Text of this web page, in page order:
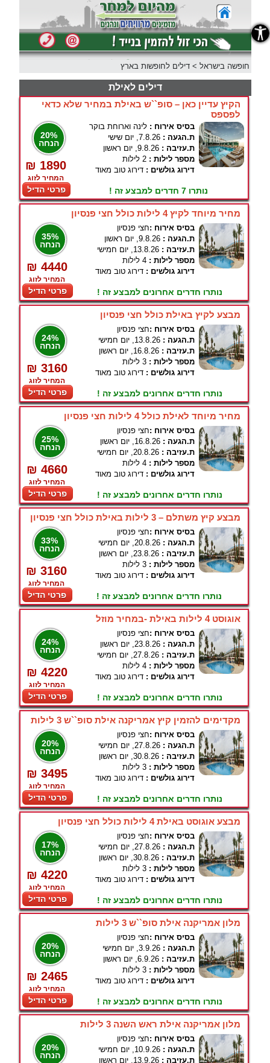
חופשה בישראל > דילים לחופשות בארץ
דילים לאילת
הקיץ עדיין כאן – סופ``ש באילת במחיר שלא כדאי
לפספס
20%
הנחה
₪ 1890
המחיר לזוג
פרטי הדיל
בסיס אירוח : לינה וארוחת בוקר
ת.הגעה : 7.8.26, יום שישי
ת.עזיבה : 9.8.26, יום ראשון
מספר לילות : 2 לילות
דירוג גולשים : דירוג טוב מאוד
נותרו 7 חדרים למבצע זה !
מחיר מיוחד לקיץ 4 לילות כולל חצי פנסיון
35%
הנחה
₪ 4440
המחיר לזוג
פרטי הדיל
בסיס אירוח :חצי פנסיון
ת.הגעה : 9.8.26, יום ראשון
ת.עזיבה : 13.8.26, יום חמישי
מספר לילות : 4 לילות
דירוג גולשים : דירוג טוב מאוד
נותרו חדרים אחרונים למבצע זה !
מבצע לקיץ באילת כולל חצי פנסיון
24%
הנחה
₪ 3160
המחיר לזוג
פרטי הדיל
בסיס אירוח :חצי פנסיון
ת.הגעה : 13.8.26, יום חמישי
ת.עזיבה : 16.8.26, יום ראשון
מספר לילות : 3 לילות
דירוג גולשים : דירוג טוב מאוד
נותרו חדרים אחרונים למבצע זה !
מחיר מיוחד לאילת כולל 4 לילות חצי פנסיון
25%
הנחה
₪ 4660
המחיר לזוג
פרטי הדיל
בסיס אירוח :חצי פנסיון
ת.הגעה : 16.8.26, יום ראשון
ת.עזיבה : 20.8.26, יום חמישי
מספר לילות : 4 לילות
דירוג גולשים : דירוג טוב מאוד
נותרו חדרים אחרונים למבצע זה !
מבצע קיץ משתלם – 3 לילות באילת כולל חצי פנסיון
33%
הנחה
₪ 3160
המחיר לזוג
פרטי הדיל
בסיס אירוח :חצי פנסיון
ת.הגעה : 20.8.26, יום חמישי
ת.עזיבה : 23.8.26, יום ראשון
מספר לילות : 3 לילות
דירוג גולשים : דירוג טוב מאוד
נותרו חדרים אחרונים למבצע זה !
אוגוסט 4 לילות באילת -במחיר מוזל
24%
הנחה
₪ 4220
המחיר לזוג
פרטי הדיל
בסיס אירוח :חצי פנסיון
ת.הגעה : 23.8.26, יום ראשון
ת.עזיבה : 27.8.26, יום חמישי
מספר לילות : 4 לילות
דירוג גולשים : דירוג טוב מאוד
נותרו חדרים אחרונים למבצע זה !
מקדימים להזמין קיץ אמריקנה אילת סופ``ש 3 לילות
20%
הנחה
₪ 3495
המחיר לזוג
פרטי הדיל
בסיס אירוח :חצי פנסיון
ת.הגעה : 27.8.26, יום חמישי
ת.עזיבה : 30.8.26, יום ראשון
מספר לילות : 3 לילות
דירוג גולשים : דירוג טוב מאוד
נותרו חדרים אחרונים למבצע זה !
מבצע אוגוסט באילת 4 לילות כולל חצי פנסיון
17%
הנחה
₪ 4220
המחיר לזוג
פרטי הדיל
בסיס אירוח :חצי פנסיון
ת.הגעה : 27.8.26, יום חמישי
ת.עזיבה : 30.8.26, יום ראשון
מספר לילות : 3 לילות
דירוג גולשים : דירוג טוב מאוד
נותרו חדרים אחרונים למבצע זה !
מלון אמריקנה אילת סופ``ש 3 לילות
20%
הנחה
₪ 2465
המחיר לזוג
פרטי הדיל
בסיס אירוח :חצי פנסיון
ת.הגעה : 3.9.26, יום חמישי
ת.עזיבה : 6.9.26, יום ראשון
מספר לילות : 3 לילות
דירוג גולשים : דירוג טוב מאוד
נותרו חדרים אחרונים למבצע זה !
מלון אמריקנה אילת ראש השנה 3 לילות
20%
הנחה
בסיס אירוח :חצי פנסיון
ת.הגעה : 10.9.26, יום חמישי
ת.עזיבה : 13.9.26, יום ראשון
נגישות